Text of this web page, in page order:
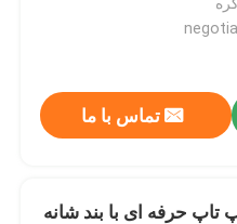
تماس با ما
تاپ حرفه ای با بند شانه